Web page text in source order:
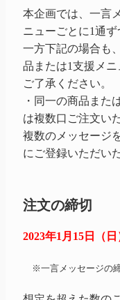
本企画では、一言
ニューごとに1通ず
一方下記の場合も
品または1支援メニ
ご了承ください。
・同一の商品また
は複数口ご注文い
複数のメッセージ
にご登録いただい
注文の締切
2023年1月15日（
※一言メッセージの締